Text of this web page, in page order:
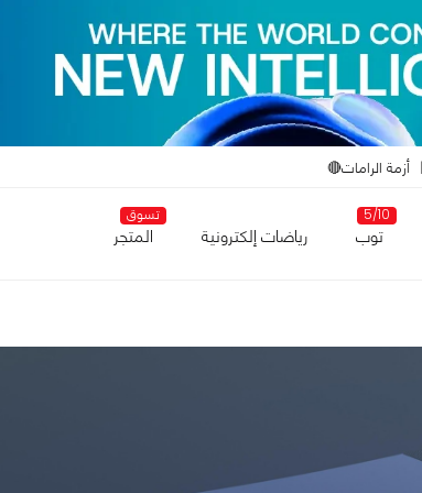
أزمة الرامات🔴
5/10
توب رياضات إلكترونية
تسوق
المتجر